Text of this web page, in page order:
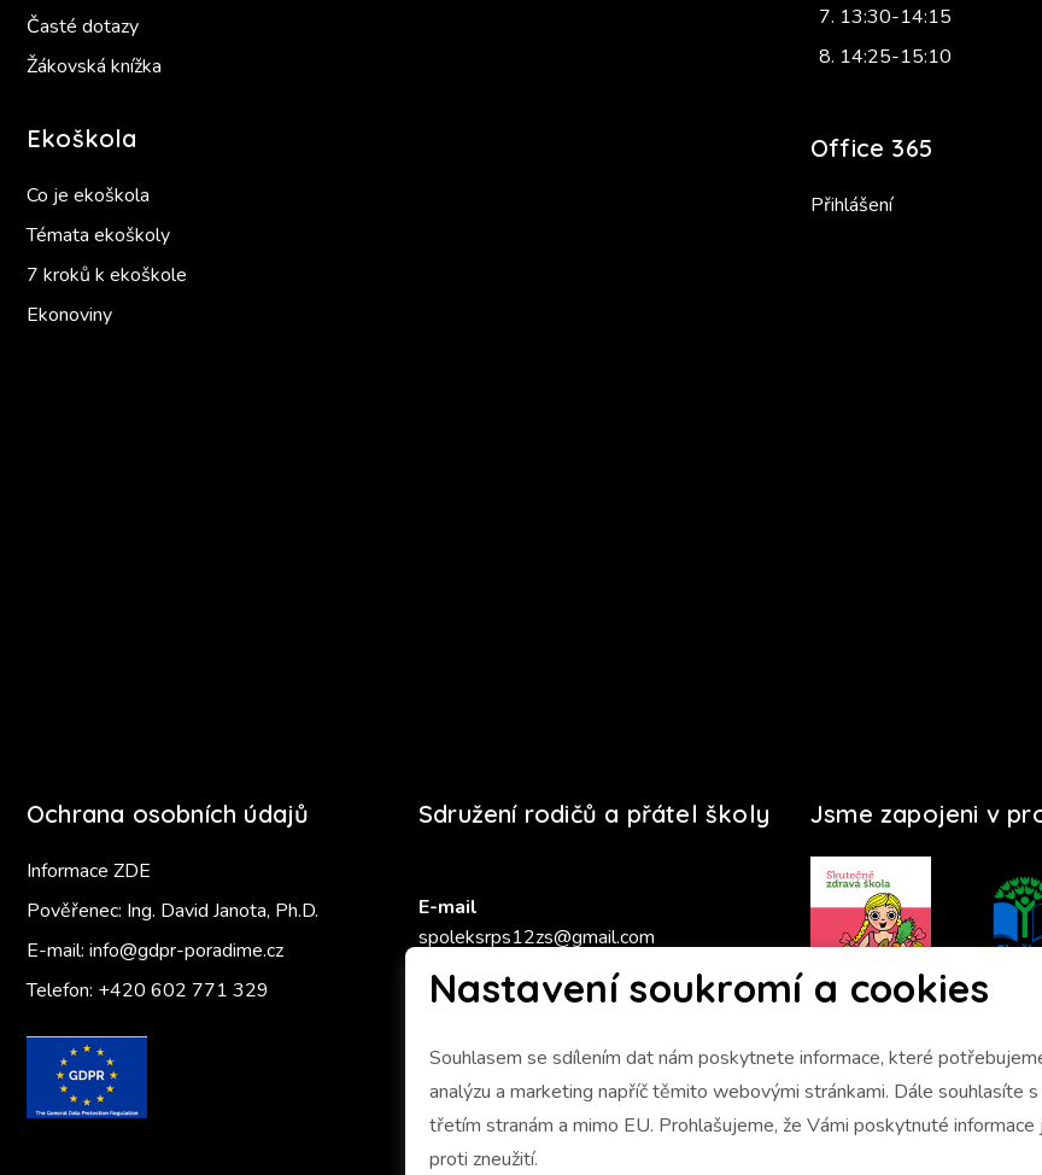
Nastavení soukromí a cookies
Souhlasem se sdílením dat nám poskytnete informace, které
analýzu a marketing napříč těmito webovými stránkami. Dále souhlasíte s předáním údajů
třetím stranám a mimo EU. Prohlašujeme, že Vámi poskytnuté informace
proti zneužití.
Časté dotazy
Žákovská knížka
Ekoškola
Co je ekoškola
Témata ekoškoly
7 kroků k ekoškole
Ekonoviny
13:30-14:15
14:25-15:10
Office 365
Přihlášení
Ochrana osobních údajů
Informace ZDE
Pověřenec: Ing. David Janota, Ph.D.
E-mail: info@gdpr-poradime.cz
Telefon: +420 602 771 329
Sdružení rodičů a přátel školy
E-mail
spoleksrps12zs@gmail.com
Zlatý Ámos 2025/2026
Jsme zapojeni v